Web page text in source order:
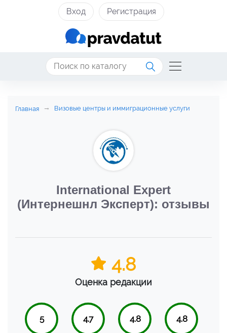
Вход Регистрация
Главная Визовые центры и иммиграционные услуги
International Expert
(Интернешнл Эксперт): отзывы
4.8
Оценка редакции
5 4.7 4.8 4.8